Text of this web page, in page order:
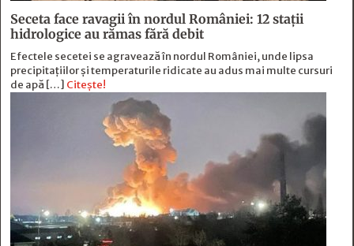
Seceta face ravagii în nordul României: 12 stații
hidrologice au rămas fără debit
Efectele secetei se agravează în nordul României, unde lipsa
precipitațiilor și temperaturile ridicate au adus mai multe cursuri
de apă […] Citește!